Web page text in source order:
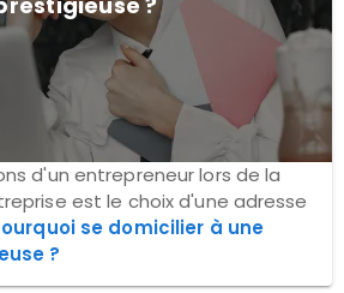
d'un entrepreneur lors de la
est le choix d'une adresse
se domicilier à une
?